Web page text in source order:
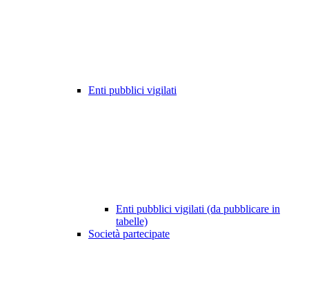
Enti pubblici vigilati
Enti pubblici vigilati (da pubblicare in
tabelle)
Società partecipate